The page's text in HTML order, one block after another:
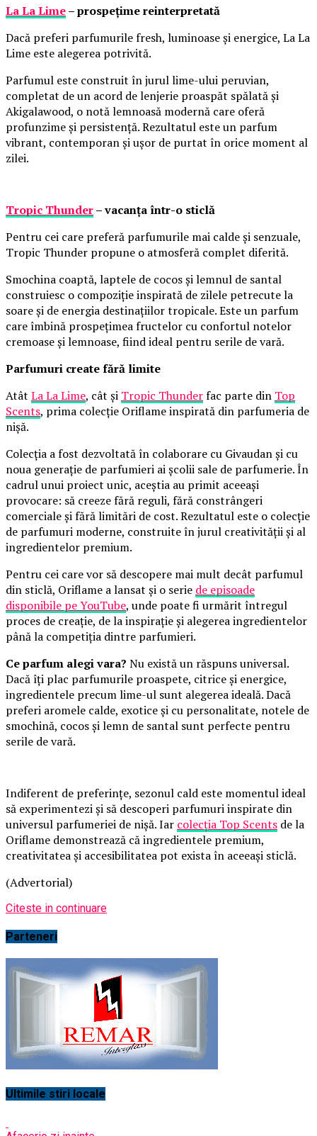
La La Lime– prospețime reinterpretată
Dacă preferi parfumurile fresh, luminoase și energice, La La
Lime este alegerea potrivită.
Parfumul este construit în jurul lime-ului peruvian,
completat de un acord de lenjerie proaspăt spălată și
Akigalawood, o notă lemnoasă modernă care oferă
profunzime și persistență. Rezultatul este un parfum
vibrant, contemporan și ușor de purtat în orice moment al
zilei.
Tropic Thunder– vacanța într-o sticlă
Pentru cei care preferă parfumurile mai calde și senzuale,
Tropic Thunder propune o atmosferă complet diferită.
Smochina coaptă, laptele de cocos și lemnul de santal
construiesc o compoziție inspirată de zilele petrecute la
soare și de energia destinațiilor tropicale. Este un parfum
care îmbină prospețimea fructelor cu confortul notelor
cremoase și lemnoase, fiind ideal pentru serile de vară.
Parfumuri create fără limite
Atât La La Lime, cât și Tropic Thunderfac parte din Top
Scents, prima colecție Oriflame inspirată din parfumeria de
nișă.
Colecția a fost dezvoltată în colaborare cu Givaudan și cu
noua generație de parfumieri ai școlii sale de parfumerie. În
cadrul unui proiect unic, aceștia au primit aceeași
provocare: să creeze fără reguli, fără constrângeri
comerciale și fără limitări de cost. Rezultatul este o colecție
de parfumuri moderne, construite în jurul creativității și al
ingredientelor premium.
Pentru cei care vor să descopere mai mult decât parfumul
din sticlă, Oriflame a lansat și o serie de episoade
disponibile pe YouTube, unde poate fi urmărit întregul
proces de creație, de la inspirație și alegerea ingredientelor
până la competiția dintre parfumieri.
Ce parfum alegi vara? Nu există un răspuns universal.
Dacă îți plac parfumurile proaspete, citrice și energice,
ingredientele precum lime-ul sunt alegerea ideală. Dacă
preferi aromele calde, exotice și cu personalitate, notele de
smochină, cocos și lemn de santal sunt perfecte pentru
serile de vară.
Indiferent de preferințe, sezonul cald este momentul ideal
să experimentezi și să descoperi parfumuri inspirate din
universul parfumeriei de nișă. Iar colecția Top Scents de la
Oriflame demonstrează că ingredientele premium,
creativitatea și accesibilitatea pot exista în aceeași sticlă.
(Advertorial)
Citeste in continuare
Parteneri
Ultimile stiri locale